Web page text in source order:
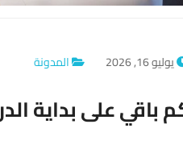
يوليو 16, 2026 المدونة
باقي على بداية الدراسة ١٤٤٨؟ العدّ